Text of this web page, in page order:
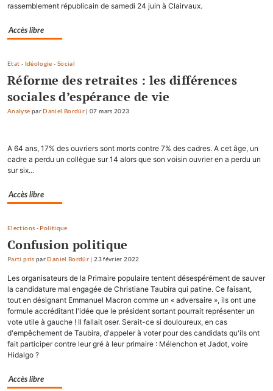
rassemblement républicain de samedi 24 juin à Clairvaux.
Accès libre
Etat - Idéologie - Social
Réforme des retraites : les différences
sociales d’espérance de vie
Analyse parDaniel Bordür |07 mars 2023
A 64 ans, 17% des ouvriers sont morts contre 7% des cadres. A cet âge, un
cadre a perdu un collègue sur 14 alors que son voisin ouvrier en a perdu un
sur six...
Accès libre
Elections - Politique
Confusion politique
Parti pris parDaniel Bordür |23 février 2022
Les organisateurs de la Primaire populaire tentent désespérément de sauver
la candidature mal engagée de Christiane Taubira qui patine. Ce faisant,
tout en désignant Emmanuel Macron comme un « adversaire », ils ont une
formule accréditant l'idée que le président sortant pourrait représenter un
vote utile à gauche ! Il fallait oser. Serait-ce si douloureux, en cas
d'empêchement de Taubira, d'appeler à voter pour des candidats qu'ils ont
fait participer contre leur gré à leur primaire : Mélenchon et Jadot, voire
Hidalgo ?
Accès libre